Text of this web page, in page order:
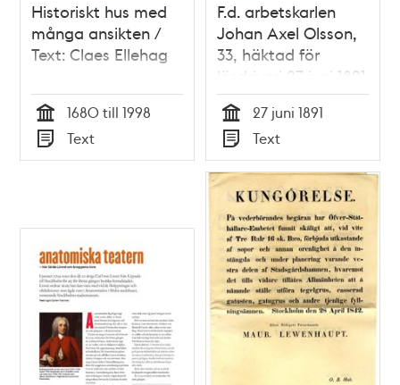
Historiskt hus med
många ansikten /
Text: Claes Ellehag
Tid
1680 till 1998
Typ
Text
F.d. arbetskarlen
Johan Axel Olsson,
33, häktad för
lösdriveri 27 juni 1891
- förhörsprotokoll
Tid
27 juni 1891
Typ
Text